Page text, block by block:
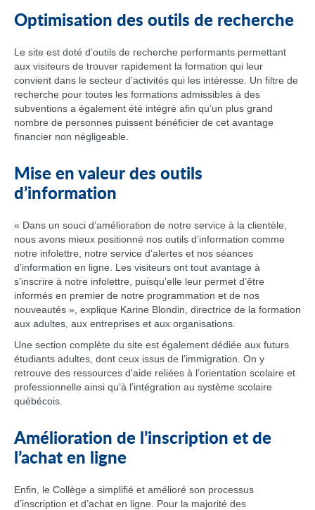
Optimisation des outils de recherche
Le site est doté d’outils de recherche performants permettant
aux visiteurs de trouver rapidement la formation qui leur
convient dans le secteur d’activités qui les intéresse. Un filtre de
recherche pour toutes les formations admissibles à des
subventions a également été intégré afin qu’un plus grand
nombre de personnes puissent bénéficier de cet avantage
financier non négligeable.
Mise en valeur des outils
d’information
« Dans un souci d’amélioration de notre service à la clientèle,
nous avons mieux positionné nos outils d’information comme
notre infolettre, notre service d’alertes et nos séances
d’information en ligne. Les visiteurs ont tout avantage à
s’inscrire à notre infolettre, puisqu’elle leur permet d’être
informés en premier de notre programmation et de nos
nouveautés », explique Karine Blondin, directrice de la formation
aux adultes, aux entreprises et aux organisations.
Une section complète du site est également dédiée aux futurs
étudiants adultes, dont ceux issus de l’immigration. On y
retrouve des ressources d’aide reliées à l’orientation scolaire et
professionnelle ainsi qu’à l’intégration au système scolaire
québécois.
Amélioration de l’inscription et de
l’achat en ligne
Enfin, le Collège a simplifié et amélioré son processus
d’inscription et d’achat en ligne. Pour la majorité des